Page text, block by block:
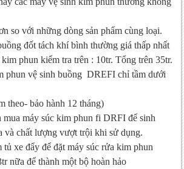
so với những dòng sản phẩm cùng loại.
đốt tách khí bình thường giá thấp nhất
phun kiểm tra trên : 10tr. Tổng trên 35tr.
phun vệ sinh buồng DREFI chỉ tầm dưới
theo- bảo hành 12 tháng)
máy súc kim phun fi DRFI để sinh
và chất lượng vượt trội khi sử dụng.
tủ xe đẩy để đặt máy súc rửa kim phun
nữa để thành một bộ hoàn hảo